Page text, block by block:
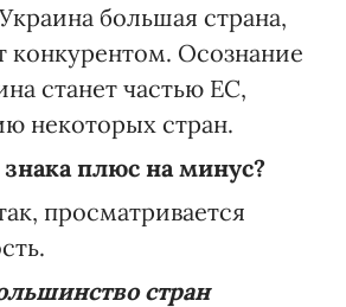
большая страна,
конкурентом. Осознание
станет частью ЕС,
некоторых стран.
плюс на минус?
просматривается
стран